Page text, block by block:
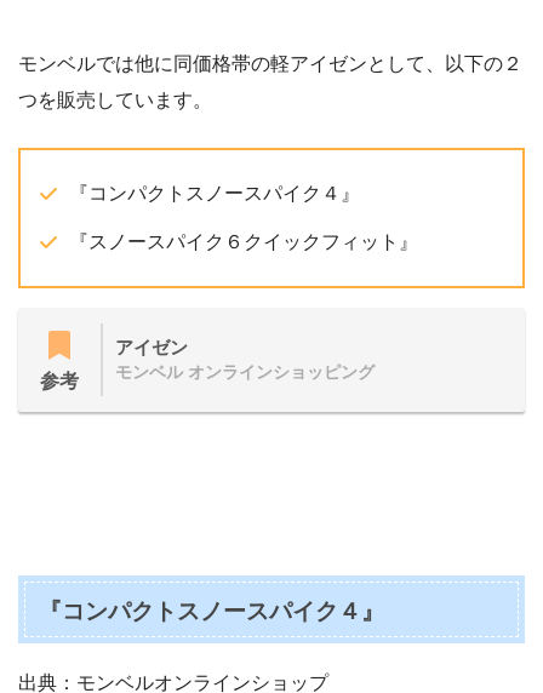
モンベルでは他に同価格帯の軽アイゼンとして、以下の２
つを販売しています。
『コンパクトスノースパイク４』
『スノースパイク６クイックフィット』
参考
アイゼン
モンベル オンラインショッピング
『コンパクトスノースパイク４』
出典：モンベルオンラインショップ